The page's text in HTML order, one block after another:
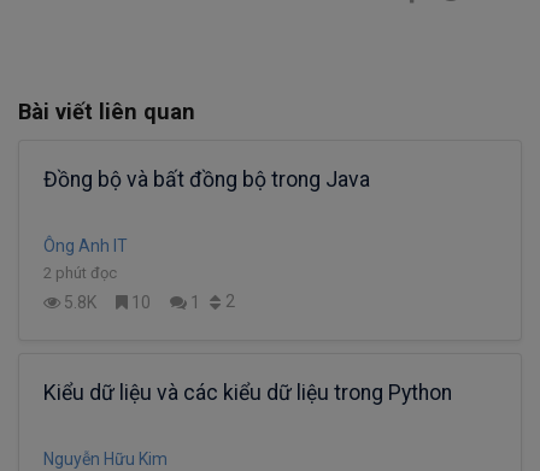
Bài viết liên quan
Đồng bộ và bất đồng bộ trong Java
Ông Anh IT
2 phút đọc
5.8K 10 1 2
Kiểu dữ liệu và các kiểu dữ liệu trong Python
Nguyễn Hữu Kim